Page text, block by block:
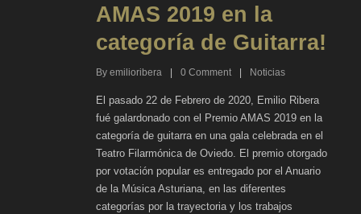
AMAS 2019 en la
categoría de Guitarra!
By emilioribera 0 Comment Noticias
El pasado 22 de Febrero de 2020, Emilio Ribera
fué galardonado con el Premio AMAS 2019 en la
categoría de guitarra en una gala celebrada en el
Teatro Filarmónica de Oviedo. El premio otorgado
por votación popular es entregado por el Anuario
de la Música Asturiana, en las diferentes
categorías por la trayectoria y los trabajos